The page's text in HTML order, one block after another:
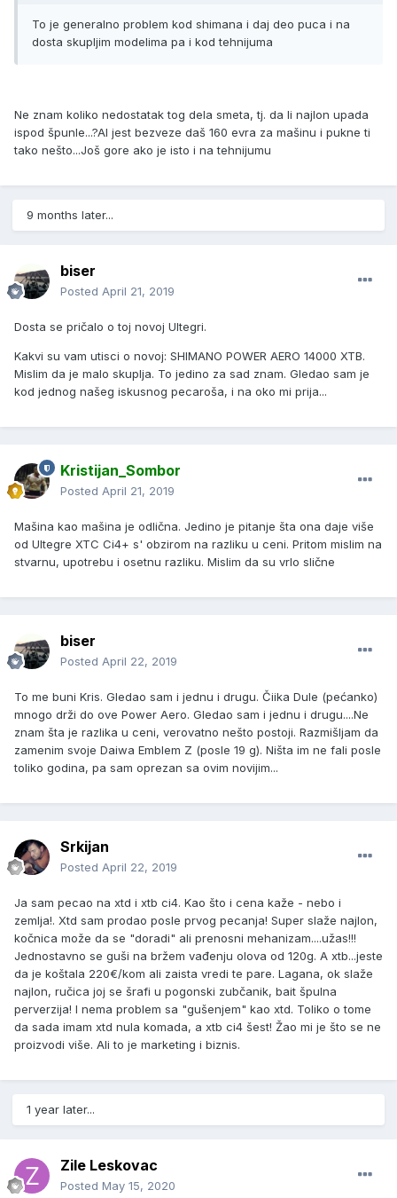
To je generalno problem kod shimana i daj deo puca i na
dosta skupljim modelima pa i kod tehnijuma
Ne znam koliko nedostatak tog dela smeta, tj. da li najlon upada
ispod špunle...?Al jest bezveze daš 160 evra za mašinu i pukne ti
tako nešto...Još gore ako je isto i na tehnijumu
9 months later...
biser
Posted April 21, 2019
Dosta se pričalo o toj novoj Ultegri.
Kakvi su vam utisci o novoj: SHIMANO POWER AERO 14000 XTB.
Mislim da je malo skuplja. To jedino za sad znam. Gledao sam je
kod jednog našeg iskusnog pecaroša, i na oko mi prija...
Kristijan_Sombor
Posted April 21, 2019
Mašina kao mašina je odlična. Jedino je pitanje šta ona daje više
od Ultegre XTC Ci4+ s' obzirom na razliku u ceni. Pritom mislim na
stvarnu, upotrebu i osetnu razliku. Mislim da su vrlo slične
biser
Posted April 22, 2019
To me buni Kris. Gledao sam i jednu i drugu. Čiika Dule (pećanko)
mnogo drži do ove Power Aero. Gledao sam i jednu i drugu....Ne
znam šta je razlika u ceni, verovatno nešto postoji. Razmišljam da
zamenim svoje Daiwa Emblem Z (posle 19 g). Ništa im ne fali posle
toliko godina, pa sam oprezan sa ovim novijim...
Srkijan
Posted April 22, 2019
Ja sam pecao na xtd i xtb ci4. Kao što i cena kaže - nebo i
zemlja!. Xtd sam prodao posle prvog pecanja! Super slaže najlon,
kočnica može da se "doradi" ali prenosni mehanizam....užas!!!
Jednostavno se guši na bržem vađenju olova od 120g. A xtb...jeste
da je koštala 220€/kom ali zaista vredi te pare. Lagana, ok slaže
najlon, ručica joj se šrafi u pogonski zubčanik, bait špulna
perverzija! I nema problem sa "gušenjem" kao xtd. Toliko o tome
da sada imam xtd nula komada, a xtb ci4 šest! Žao mi je što se ne
proizvodi više. Ali to je marketing i biznis.
1 year later...
Zile Leskovac
Posted May 15, 2020